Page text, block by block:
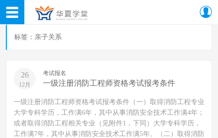
标签：亲子关系
26
12月
考试报名
一级注册消防工程师资格考试报考条件
一级注册消防工程师资格考试报考条件（一）取得消防工程专业
大学专科学历，工作满6年，其中从事消防安全技术工作满4年；
或者取得消防工程相关专业（见附件1，下同）大学专科学历，
工作满7年，其中从事消防安全技术工作满5年。（二）取得消防